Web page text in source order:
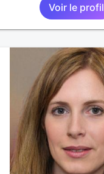
Voir le profil